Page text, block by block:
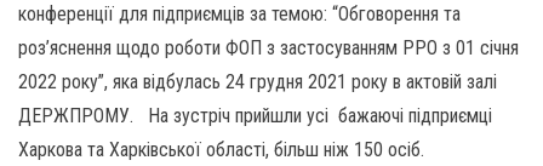
конференції для підприємців за темою: “Обговорення та
роз’яснення щодо роботи ФОП з застосуванням РРО з 01 січня
2022 року”, яка відбулась 24 грудня 2021 року в актовій залі
ДЕРЖПРОМУ. На зустріч прийшли усі бажаючі підприємці
Харкова та Харківської області, більш ніж 150 осіб.